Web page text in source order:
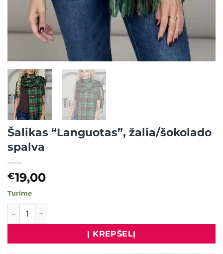
Šalikas “Languotas”, žalia/šokolado
spalva
€19,00
Turime
produkto kiekis: Šalikas “Languotas”, žalia/šokolado spalva
Į KREPŠELĮ